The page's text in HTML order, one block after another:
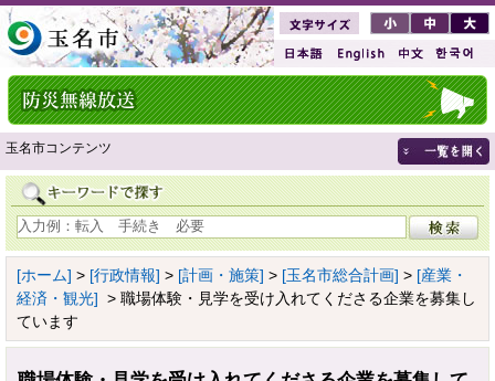
玉名市コンテンツ
[ホーム] > [行政情報] > [計画・施策] > [玉名市総合計画] > [産業・
経済・観光] > 職場体験・見学を受け入れてくださる企業を募集し
ています